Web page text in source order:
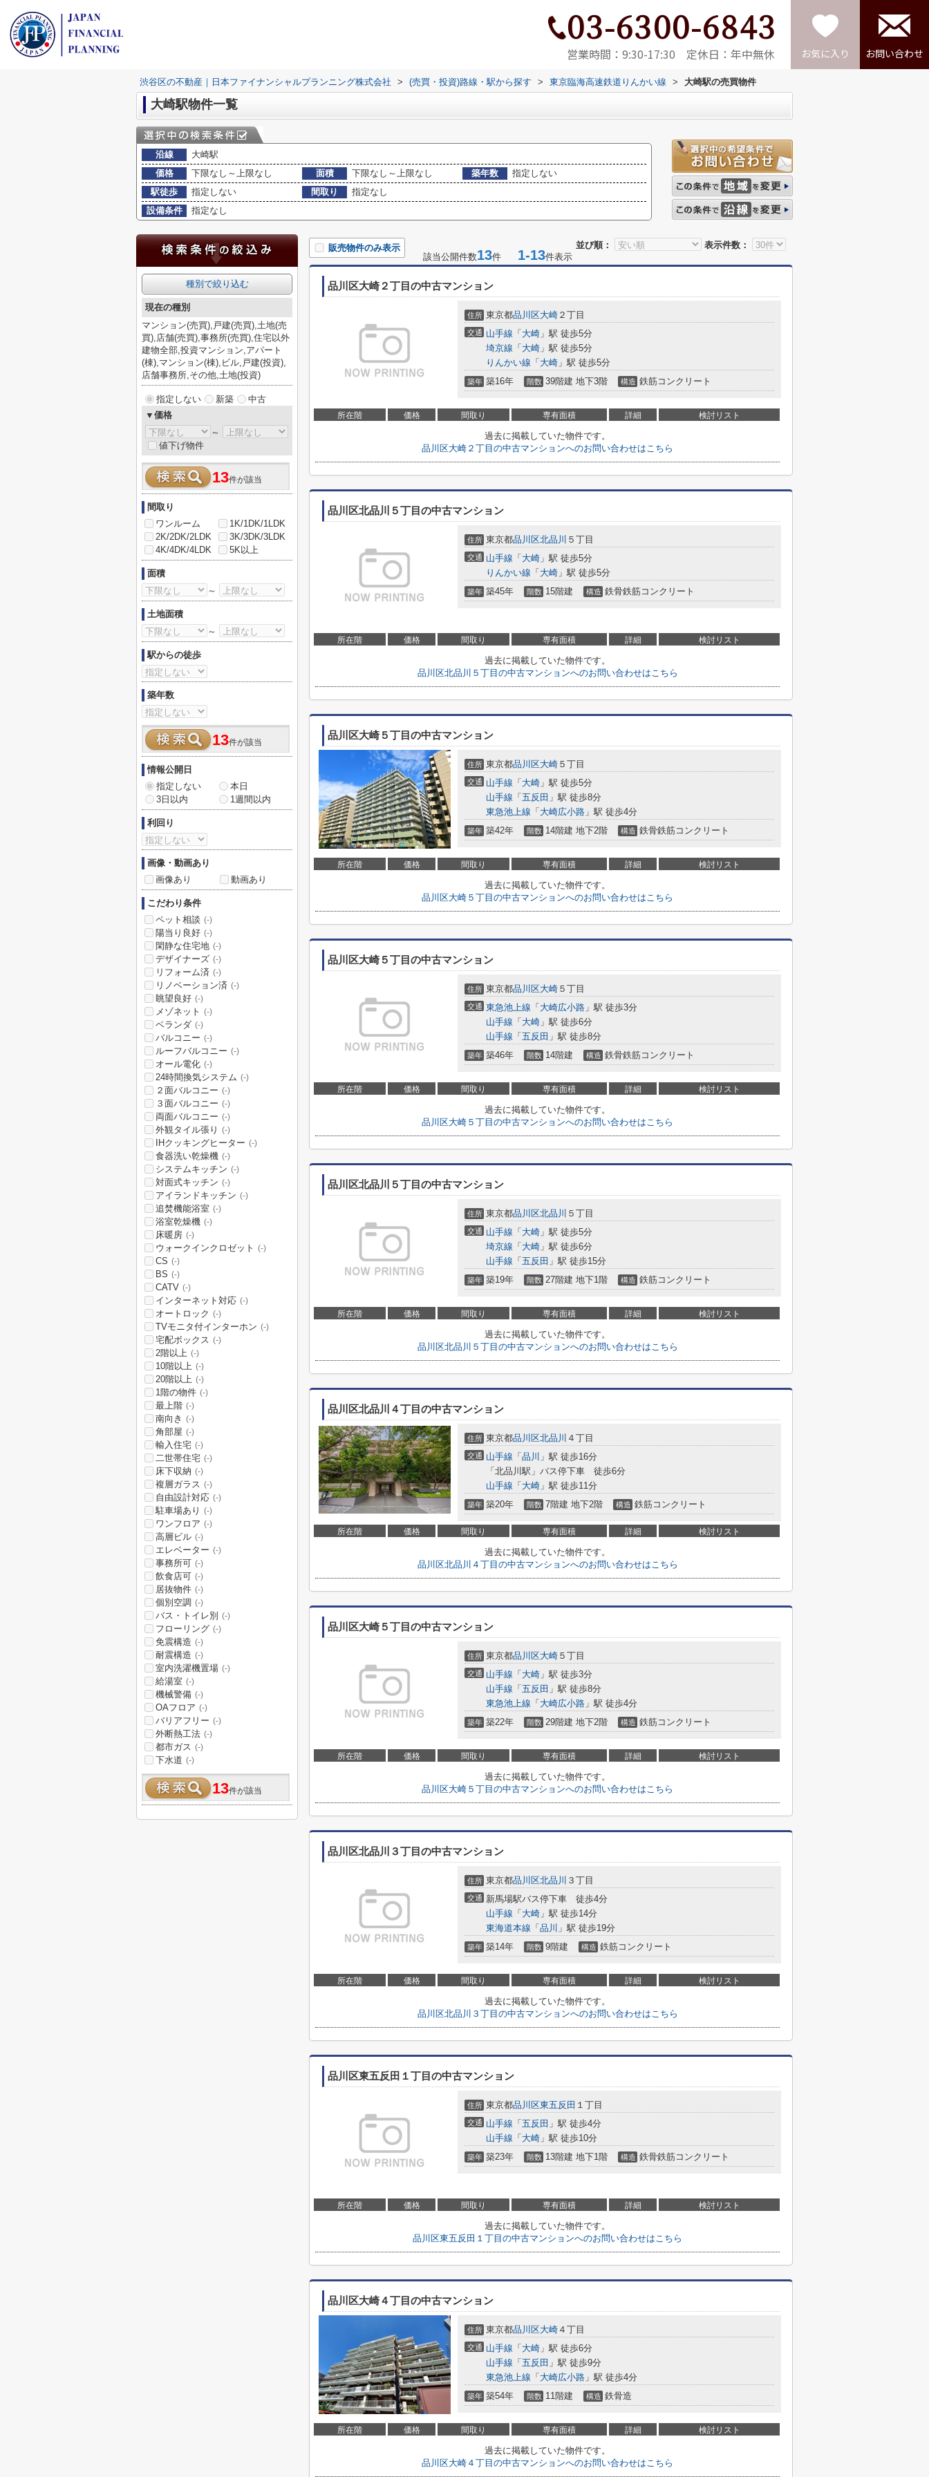
03-6300-6843
営業時間：9:30-17:30 定休日：年中無休 お気に入り お問い合わせ
渋谷区の不動産｜日本ファイナンシャルプランニング株式会社 > (売買・投資)路線・駅から探す > 東京臨海高速鉄道りんかい線 > 大崎駅の売買物件
大崎駅物件一覧
沿線
大崎駅
価格
下限なし～上限なし 面積 下限なし～上限なし 築年数
指定しない
駅徒歩
指定しない 間取り
指定なし
設備条件
指定なし
並び順： 表示件数：
販売物件のみ表示
該当公開件数13件 1-13件表示
品川区大崎２丁目の中古マンション
住所 東京都品川区大崎 ２丁目
交通 山手線 「 大崎 」駅 徒歩5分
埼京線 「 大崎 」駅 徒歩5分
りんかい線 「 大崎 」駅 徒歩5分
築年 築16年 階数 39階建 地下3階 構造 鉄筋コンクリート
所在階 価格 間取り 専有面積 詳細 検討リスト
過去に掲載していた物件です。
品川区大崎２丁目の中古マンションへのお問い合わせはこちら
品川区北品川５丁目の中古マンション
住所 東京都品川区北品川 ５丁目
交通 山手線 「 大崎 」駅 徒歩5分
りんかい線 「 大崎 」駅 徒歩5分
築年 築45年 階数 15階建 構造 鉄骨鉄筋コンクリート
所在階 価格 間取り 専有面積 詳細 検討リスト
過去に掲載していた物件です。
品川区北品川５丁目の中古マンションへのお問い合わせはこちら
品川区大崎５丁目の中古マンション
住所 東京都品川区大崎 ５丁目
交通 山手線 「 大崎 」駅 徒歩5分
山手線 「 五反田 」駅 徒歩8分
東急池上線 「 大崎広小路 」駅 徒歩4分
築年 築42年 階数 14階建 地下2階 構造 鉄骨鉄筋コンクリート
所在階 価格 間取り 専有面積 詳細 検討リスト
過去に掲載していた物件です。
品川区大崎５丁目の中古マンションへのお問い合わせはこちら
品川区大崎５丁目の中古マンション
住所 東京都品川区大崎 ５丁目
交通 東急池上線 「 大崎広小路 」駅 徒歩3分
山手線 「 大崎 」駅 徒歩6分
山手線 「 五反田 」駅 徒歩8分
築年 築46年 階数 14階建 構造 鉄骨鉄筋コンクリート
所在階 価格 間取り 専有面積 詳細 検討リスト
過去に掲載していた物件です。
品川区大崎５丁目の中古マンションへのお問い合わせはこちら
品川区北品川５丁目の中古マンション
住所 東京都品川区北品川 ５丁目
交通 山手線 「 大崎 」駅 徒歩5分
埼京線 「 大崎 」駅 徒歩6分
山手線 「 五反田 」駅 徒歩15分
築年 築19年 階数 27階建 地下1階 構造 鉄筋コンクリート
所在階 価格 間取り 専有面積 詳細 検討リスト
過去に掲載していた物件です。
品川区北品川５丁目の中古マンションへのお問い合わせはこちら
品川区北品川４丁目の中古マンション
住所 東京都品川区北品川 ４丁目
交通 山手線 「 品川 」駅 徒歩16分
「北品川駅」バス停下車 徒歩6分
山手線 「 大崎 」駅 徒歩11分
築年 築20年 階数 7階建 地下2階 構造 鉄筋コンクリート
所在階 価格 間取り 専有面積 詳細 検討リスト
過去に掲載していた物件です。
品川区北品川４丁目の中古マンションへのお問い合わせはこちら
品川区大崎５丁目の中古マンション
住所 東京都品川区大崎 ５丁目
交通 山手線 「 大崎 」駅 徒歩3分
山手線 「 五反田 」駅 徒歩8分
東急池上線 「 大崎広小路 」駅 徒歩4分
築年 築22年 階数 29階建 地下2階 構造 鉄筋コンクリート
所在階 価格 間取り 専有面積 詳細 検討リスト
過去に掲載していた物件です。
品川区大崎５丁目の中古マンションへのお問い合わせはこちら
品川区北品川３丁目の中古マンション
住所 東京都品川区北品川 ３丁目
交通 新馬場駅バス停下車 徒歩4分
山手線 「 大崎 」駅 徒歩14分
東海道本線 「 品川 」駅 徒歩19分
築年 築14年 階数 9階建 構造 鉄筋コンクリート
所在階 価格 間取り 専有面積 詳細 検討リスト
過去に掲載していた物件です。
品川区北品川３丁目の中古マンションへのお問い合わせはこちら
品川区東五反田１丁目の中古マンション
住所 東京都品川区東五反田 １丁目
交通 山手線 「 五反田 」駅 徒歩4分
山手線 「 大崎 」駅 徒歩10分
築年 築23年 階数 13階建 地下1階 構造 鉄骨鉄筋コンクリート
所在階 価格 間取り 専有面積 詳細 検討リスト
過去に掲載していた物件です。
品川区東五反田１丁目の中古マンションへのお問い合わせはこちら
品川区大崎４丁目の中古マンション
住所 東京都品川区大崎 ４丁目
交通 山手線 「 大崎 」駅 徒歩6分
山手線 「 五反田 」駅 徒歩9分
東急池上線 「 大崎広小路 」駅 徒歩4分
築年 築54年 階数 11階建 構造 鉄骨造
所在階 価格 間取り 専有面積 詳細 検討リスト
過去に掲載していた物件です。
品川区大崎４丁目の中古マンションへのお問い合わせはこちら
種別で絞り込む
現在の種別
マンション(売買),戸建(売買),土地(売
買),店舗(売買),事務所(売買),住宅以外
建物全部,投資マンション,アパート
(棟),マンション(棟),ビル,戸建(投資),
店舗事務所,その他,土地(投資)
指定しない 新築
中古
▼価格
～
値下げ物件
13件が該当
間取り
ワンルーム
1K/1DK/1LDK
2K/2DK/2LDK
3K/3DK/3LDK
4K/4DK/4LDK
5K以上
面積
～
土地面積
～
駅からの徒歩
築年数
13件が該当
情報公開日
指定しない
本日
3日以内
1週間以内
利回り
画像・動画あり
画像あり
動画あり
こだわり条件
ペット相談 (-)
陽当り良好 (-)
閑静な住宅地 (-)
デザイナーズ (-)
リフォーム済 (-)
リノベーション済 (-)
眺望良好 (-)
メゾネット (-)
ベランダ (-)
バルコニー (-)
ルーフバルコニー (-)
オール電化 (-)
24時間換気システム (-)
２面バルコニー (-)
３面バルコニー (-)
両面バルコニー (-)
外観タイル張り (-)
IHクッキングヒーター (-)
食器洗い乾燥機 (-)
システムキッチン (-)
対面式キッチン (-)
アイランドキッチン (-)
追焚機能浴室 (-)
浴室乾燥機 (-)
床暖房 (-)
ウォークインクロゼット (-)
CS (-)
BS (-)
CATV (-)
インターネット対応 (-)
オートロック (-)
TVモニタ付インターホン (-)
宅配ボックス (-)
2階以上 (-)
10階以上 (-)
20階以上 (-)
1階の物件 (-)
最上階 (-)
南向き (-)
角部屋 (-)
輸入住宅 (-)
二世帯住宅 (-)
床下収納 (-)
複層ガラス (-)
自由設計対応 (-)
駐車場あり (-)
ワンフロア (-)
高層ビル (-)
エレベーター (-)
事務所可 (-)
飲食店可 (-)
居抜物件 (-)
個別空調 (-)
バス・トイレ別 (-)
フローリング (-)
免震構造 (-)
耐震構造 (-)
室内洗濯機置場 (-)
給湯室 (-)
機械警備 (-)
OAフロア (-)
バリアフリー (-)
外断熱工法 (-)
都市ガス (-)
下水道 (-)
13件が該当